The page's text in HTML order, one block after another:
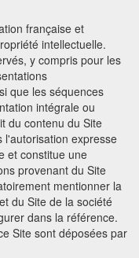
française et
intellectuelle.
y compris pour les
que les séquences
intégrale ou
du contenu du Site
l'autorisation expresse
et constitue une
provenant du Site
mentionner la
du Site de la société
dans la référence.
Site sont déposées par